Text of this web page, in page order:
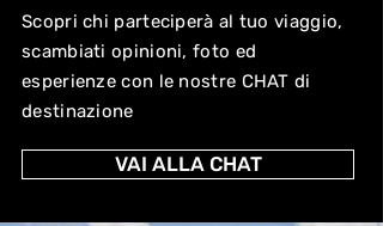
Scopri chi parteciperà al tuo viaggio,
scambiati opinioni, foto ed
esperienze con le nostre CHAT di
destinazione
VAI ALLA CHAT